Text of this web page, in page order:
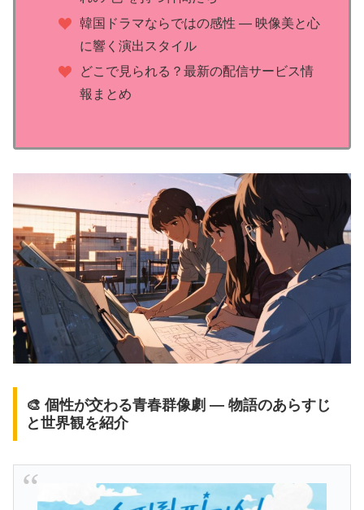
韓国ドラマならではの感性 ― 映像美と心
に響く演出スタイル
どこで見られる？最新の配信サービス情
報まとめ
🎨 個性が交わる青春群像劇 ― 物語のあらすじ
と世界観を紹介